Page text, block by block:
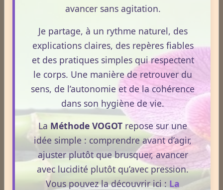
tarifs.
Devenez partenaire VOGOT
visibilité ciblée et qualitative
auprès d’une audience engagée dans la santé naturelle et le
bien‑être. Découvrez nosformules et packs avantageux
adaptés aux professionnels.
Voir les tarifs
avancer sans agitation.
Je partage, à un rythme naturel, des
explications claires, des repères fiables
et des pratiques simples qui respectent
le corps. Une manière de retrouver du
sens, de l’autonomie et de la cohérence
dans son hygiène de vie.
La Méthode VOGOT repose sur une
idée simple : comprendre avant d’agir,
ajuster plutôt que brusquer, avancer
avec lucidité plutôt qu’avec pression.
Vous pouvez la découvrir ici : La